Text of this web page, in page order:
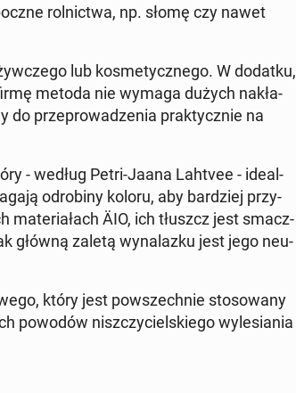
rol­nic­twa, np. słomę czy nawet
lub ko­sme­tycz­ne­go. W dodatku,
metoda nie wymaga dużych na­kła­
do prze­pro­wa­dze­nia prak­tycz­nie na
- według Petri-Jaana Lahtvee - ide­al­
odro­bi­ny koloru, aby bar­dziej przy­
ma­te­ria­łach ÄIO, ich tłuszcz jest smacz­
główną zaletą wy­na­laz­ku jest jego neu­
który jest po­wszech­nie sto­so­wa­ny
powodów nisz­czy­ciel­skie­go wy­le­sia­nia